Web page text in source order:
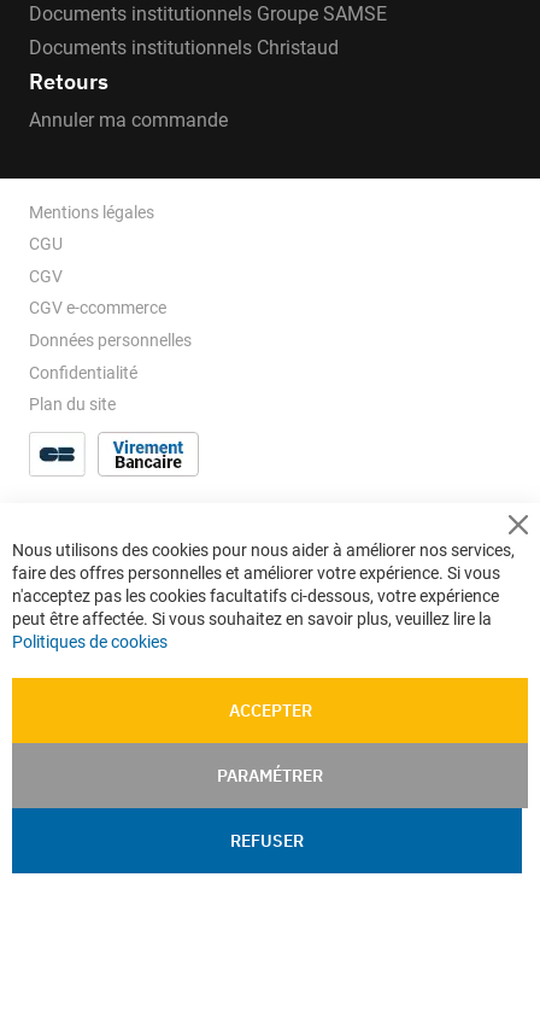
Documents institutionnels Groupe SAMSE
Documents institutionnels Christaud
Retours
Annuler ma commande
Mentions légales
CGU
CGV
CGV e-ccommerce
Données personnelles
Confidentialité
Plan du site
Nous utilisons des cookies pour nous aider à améliorer nos services,
faire des offres personnelles et améliorer votre expérience. Si vous
n'acceptez pas les cookies facultatifs ci-dessous, votre expérience
peut être affectée. Si vous souhaitez en savoir plus, veuillez lire la
Politiques de cookies
ACCEPTER
PARAMÉTRER
REFUSER